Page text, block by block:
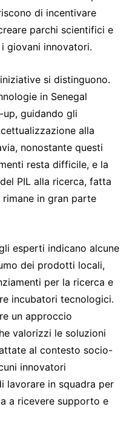
di incentivare
parchi scientifici e
giovani innovatori.
si distinguono.
in Senegal
guidando gli
alla
nonostante questi
resta difficile, e la
PIL alla ricerca, fatta
in gran parte
esperti indicano alcune
dei prodotti locali,
per la ricerca e
incubatori tecnologici.
un approccio
valorizzi le soluzioni
al contesto socio-
innovatori
lavorare in squadra per
a ricevere supporto e